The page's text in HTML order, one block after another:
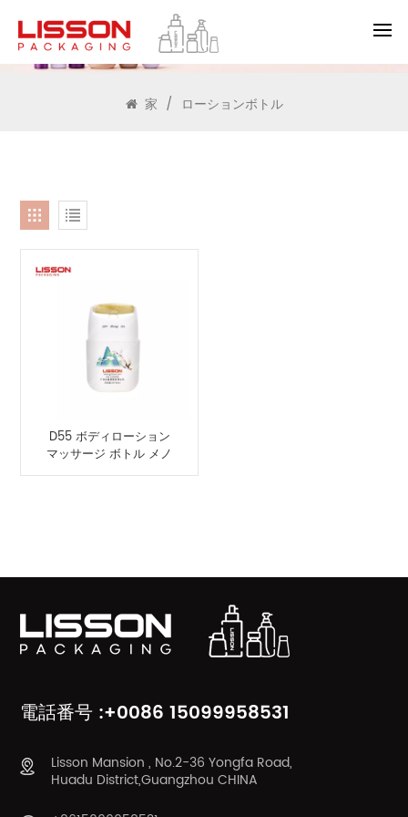
検索
家 / ローションボトル
D55 ボディローション
マッサージ ボトル メノ
ウ アプリケーター付き
電話番号 :+0086 15099958531
Lisson Mansion , No.2-36 Yongfa Road,
Huadu District,Guangzhou CHINA